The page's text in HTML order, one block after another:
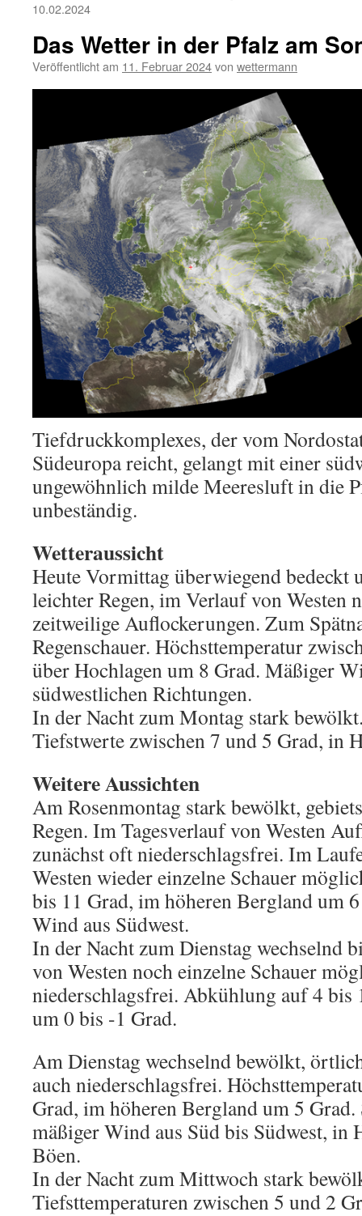
10.02.2024
Das Wetter in der Pfalz am
Veröffentlicht am 11. Februar 2024von wettermann
Tiefdruckkomplexes, der vom
Südeuropa reicht, gelangt mit einer
ungewöhnlich milde Meeresluft in die
unbeständig.
Wetteraussicht
Heute Vormittag überwiegend bedeckt
leichter Regen, im Verlauf von Westen
zeitweilige Auflockerungen. Zum
Regenschauer. Höchsttemperatur
über Hochlagen um 8 Grad. Mäßiger
südwestlichen Richtungen.
In der Nacht zum Montag stark
Tiefstwerte zwischen 7 und 5 Grad, in
Weitere Aussichten
Am Rosenmontag stark bewölkt,
Regen. Im Tagesverlauf von Westen
zunächst oft niederschlagsfrei. Im
Westen wieder einzelne Schauer
bis 11 Grad, im höheren Bergland um
Wind aus Südwest.
In der Nacht zum Dienstag wechselnd
von Westen noch einzelne Schauer
niederschlagsfrei. Abkühlung auf 4 bis
um 0 bis -1 Grad.
Am Dienstag wechselnd bewölkt,
auch niederschlagsfrei.
Grad, im höheren Bergland um 5 Grad.
mäßiger Wind aus Süd bis Südwest, in
Böen.
In der Nacht zum Mittwoch stark
Tiefsttemperaturen zwischen 5 und 2